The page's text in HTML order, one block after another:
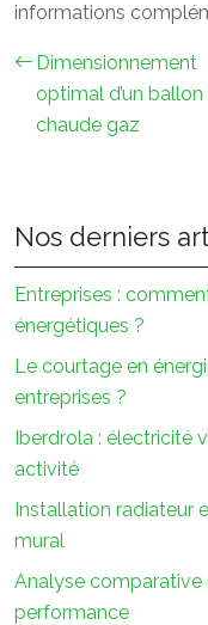
informations
Dimensionnement
optimal d’un ballon
chaude gaz
Nos derniers
Entreprises :
énergétiques ?
Le courtage en
entreprises ?
Iberdrola : électricité
activité
Installation radiateur
mural
Analyse comparative
performance